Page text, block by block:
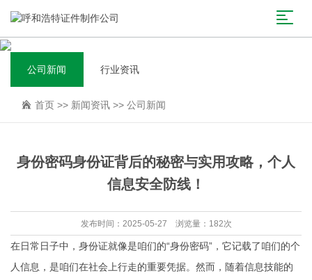
公司新闻 行业资讯
首页 >> 新闻资讯 >> 公司新闻
身份密码身份证背后的秘密与实用攻略，个人
信息安全防线！
发布时间：2025-05-27 浏览量：182次
在日常日子中，身份证就像是咱们的“身份密码”，它记载了咱们的个
人信息，是咱们在社会上行走的重要凭据。然而，随着信息技能的